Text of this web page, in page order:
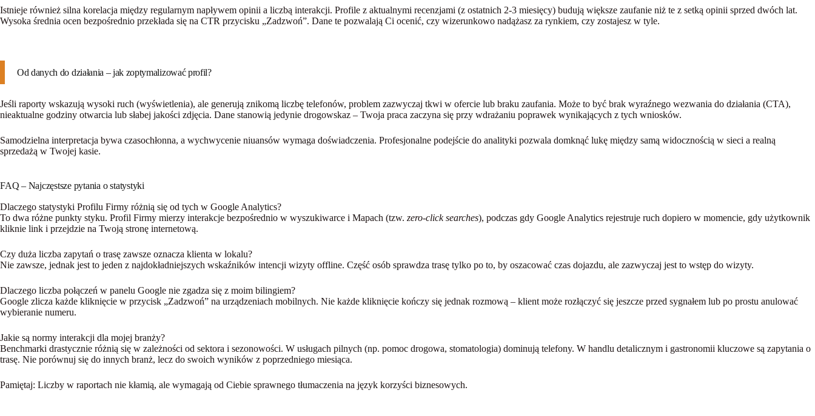
Istnieje również silna korelacja między regularnym napływem opinii a liczbą interakcji. Profile z aktualnymi recenzjami (z ostatnich 2-3 miesięcy) budują większe zaufanie niż te z setką opinii sprzed dwóch lat.
Wysoka średnia ocen bezpośrednio przekłada się na CTR przycisku „Zadzwoń”. Dane te pozwalają Ci ocenić, czy wizerunkowo nadążasz za rynkiem, czy zostajesz w tyle.
Od danych do działania – jak zoptymalizować profil?
Jeśli raporty wskazują wysoki ruch (wyświetlenia), ale generują znikomą liczbę telefonów, problem zazwyczaj tkwi w ofercie lub braku zaufania. Może to być brak wyraźnego wezwania do działania (CTA),
nieaktualne godziny otwarcia lub słabej jakości zdjęcia. Dane stanowią jedynie drogowskaz – Twoja praca zaczyna się przy wdrażaniu poprawek wynikających z tych wniosków.
Samodzielna interpretacja bywa czasochłonna, a wychwycenie niuansów wymaga doświadczenia. Profesjonalne podejście do analityki pozwala domknąć lukę między samą widocznością w sieci a realną
sprzedażą w Twojej kasie.
FAQ – Najczęstsze pytania o statystyki
Dlaczego statystyki Profilu Firmy różnią się od tych w Google Analytics?
To dwa różne punkty styku. Profil Firmy mierzy interakcje bezpośrednio w wyszukiwarce i Mapach (tzw. zero-click searches), podczas gdy Google Analytics rejestruje ruch dopiero w momencie, gdy użytkownik
kliknie link i przejdzie na Twoją stronę internetową.
Czy duża liczba zapytań o trasę zawsze oznacza klienta w lokalu?
Nie zawsze, jednak jest to jeden z najdokładniejszych wskaźników intencji wizyty offline. Część osób sprawdza trasę tylko po to, by oszacować czas dojazdu, ale zazwyczaj jest to wstęp do wizyty.
Dlaczego liczba połączeń w panelu Google nie zgadza się z moim bilingiem?
Google zlicza każde kliknięcie w przycisk „Zadzwoń” na urządzeniach mobilnych. Nie każde kliknięcie kończy się jednak rozmową – klient może rozłączyć się jeszcze przed sygnałem lub po prostu anulować
wybieranie numeru.
Jakie są normy interakcji dla mojej branży?
Benchmarki drastycznie różnią się w zależności od sektora i sezonowości. W usługach pilnych (np. pomoc drogowa, stomatologia) dominują telefony. W handlu detalicznym i gastronomii kluczowe są zapytania o
trasę. Nie porównuj się do innych branż, lecz do swoich wyników z poprzedniego miesiąca.
Pamiętaj: Liczby w raportach nie kłamią, ale wymagają od Ciebie sprawnego tłumaczenia na język korzyści biznesowych.